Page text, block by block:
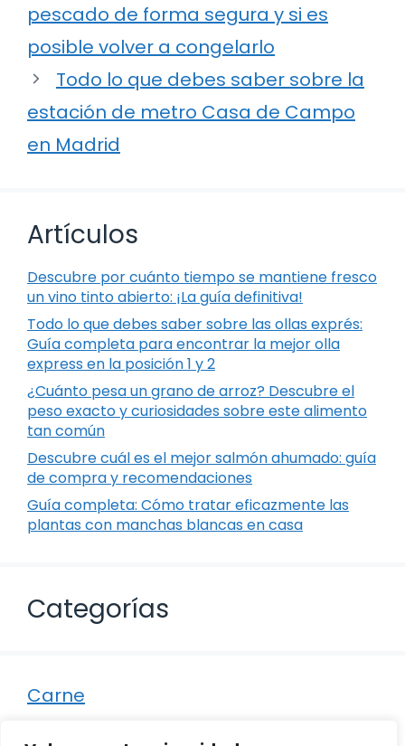
pescado de forma segura y si es
posible volver a congelarlo
Todo lo que debes saber sobre la
estación de metro Casa de Campo
en Madrid
Artículos
Descubre por cuánto tiempo se mantiene fresco
un vino tinto abierto: ¡La guía definitiva!
Todo lo que debes saber sobre las ollas exprés:
Guía completa para encontrar la mejor olla
express en la posición 1 y 2
¿Cuánto pesa un grano de arroz? Descubre el
peso exacto y curiosidades sobre este alimento
tan común
Descubre cuál es el mejor salmón ahumado: guía
de compra y recomendaciones
Guía completa: Cómo tratar eficazmente las
plantas con manchas blancas en casa
Categorías
Carne